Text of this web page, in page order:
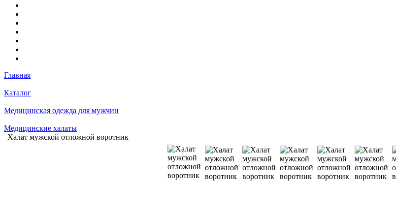
Главная
Каталог
Медицинская одежда для мужчин
Медицинские халаты
Халат мужской отложной воротник